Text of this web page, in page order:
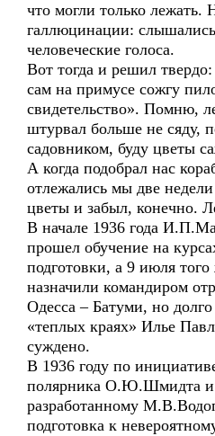
что могли только лежать.
галлюцинации:
человеческие голоса.
Вот тогда и решил
сам на примусе сожгу
свидетельство». Помню,
штурвал больше не сяду,
садовником, буду цветы
А когда подобрал нас
отлежались мы две
цветы и забыл, конечно.
В начале 1936 года
прошел обучение на
подготовки, а 9 июля того
назначили командиром
Одесса – Батуми, но долго
«теплых краях» Илье
суждено.
В 1936 году по
полярника О.Ю.Шмидта и
разработанному
подготовка к